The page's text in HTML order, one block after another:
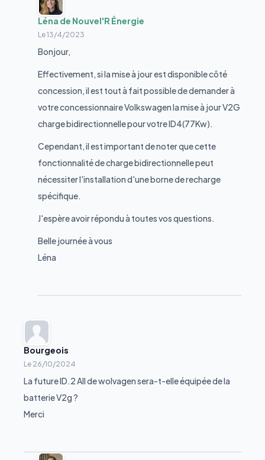
Léna de Nouvel'R Énergie
Le13/4/2023
Bonjour,
Effectivement, si la mise à jour est disponible côté
concession, il est tout à fait possible de demander à
votre concessionnaire Volkswagen la mise à jour V2G
charge bidirectionnelle pour votre ID4(77Kw).
Cependant, il est important de noter que cette
fonctionnalité de charge bidirectionnelle peut
nécessiter l'installation d'une borne de recharge
spécifique.
J'espère avoir répondu à toutes vos questions.
Belle journée à vous
Léna
Bourgeois
Le 26/10/2024
La future ID.2 All de wolvagen sera-t-elle équipée de la
batterie V2g ?
Merci